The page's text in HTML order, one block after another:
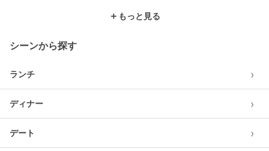
＋ もっと見る
シーンから探す
ランチ ›
ディナー ›
デート ›